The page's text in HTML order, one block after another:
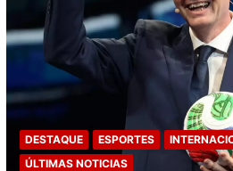
DESTAQUE ESPORTES
ÚLTIMAS NOTICIAS